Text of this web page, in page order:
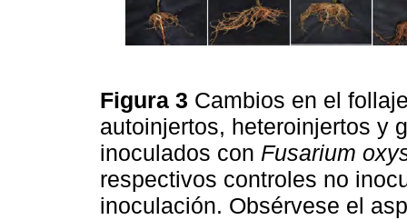
Figura 3 Cambios en el
autoinjertos, heteroinjertos y
inoculados con Fusarium
respectivos controles no
inoculación. Obsérvese el